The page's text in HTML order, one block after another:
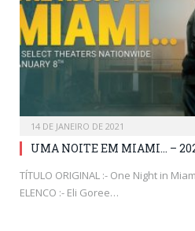
14 DE JANEIRO DE 2021
UMA NOITE EM MIAMI… –
TÍTULO ORIGINAL :- One Night in
ELENCO :- Eli Goree…